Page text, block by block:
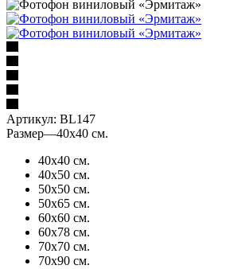
Артикул: BL147
Размер—40х40 см.
40х40 см.
40х50 см.
50х50 см.
50х65 см.
60х60 см.
60х78 см.
70х70 см.
70х90 см.